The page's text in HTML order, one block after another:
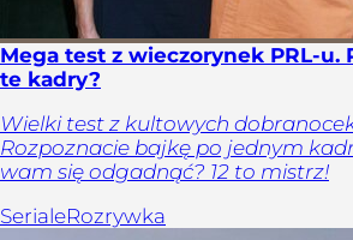
Mega test z wieczorynek PRL-u.
te kadry?
Wielki test z kultowych
Rozpoznacie bajkę po jednym
wam się odgadnąć? 12 to mistrz!
SerialeRozrywka